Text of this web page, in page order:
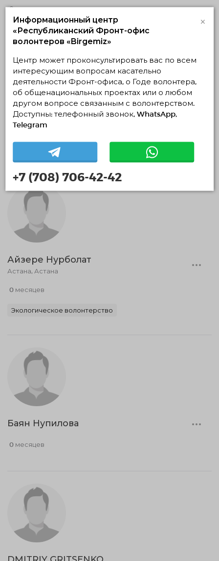
0 месяцев
Беркутбай Алтынай
0 месяцев
Айзере Нурболат
Астана, Астана
0 месяцев
Экологическое волонтерство
Баян Нупилова
0 месяцев
Информационный центр
«Республиканский Фронт-офис
волонтеров «Birgemiz»
×
Центр может проконсультировать вас по всем
интересующим вопросам касательно
деятельности Фронт-офиса, о Годе волонтера,
об общенациональных проектах или о любом
другом вопросе связанным с волонтерством.
Доступны: телефонный звонок, WhatsApp,
Telegram
+7 (708) 706-42-42